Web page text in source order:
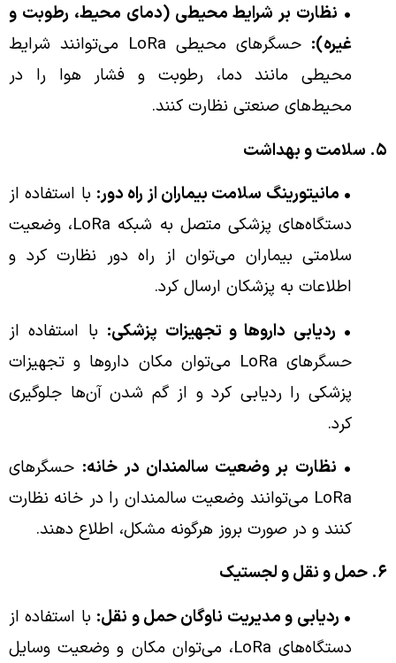
• نظارت بر شرایط محیطی (دمای محیط، رطوبت و
غیره):
حسگرهای محیطی LoRa می‌توانند شرایط
محیطی مانند دما، رطوبت و فشار هوا را در
محیط‌های صنعتی نظارت کنند.
۵. سلامت و بهداشت
• مانیتورینگ سلامت بیماران از راه دور: با استفاده از
دستگاه‌های پزشکی متصل به شبکه LoRa، وضعیت
سلامتی بیماران می‌توان از راه دور نظارت کرد و
اطلاعات به پزشکان ارسال کرد.
• ردیابی داروها و تجهیزات پزشکی: با استفاده از
حسگرهای LoRa می‌توان مکان داروها و تجهیزات
پزشکی را ردیابی کرد و از گم شدن آن‌ها جلوگیری
کرد.
• نظارت بر وضعیت سالمندان در خانه: حسگرهای
LoRa می‌توانند وضعیت سالمندان را در خانه نظارت
کنند و در صورت بروز هرگونه مشکل، اطلاع دهند.
۶. حمل و نقل و لجستیک
• ردیابی و مدیریت ناوگان حمل و نقل: با استفاده از
دستگاه‌های LoRa، می‌توان مکان و وضعیت وسایل